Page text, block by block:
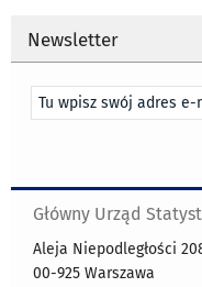
Newsletter
Główny Urząd
Aleja Niepodległości
00-925 Warszawa